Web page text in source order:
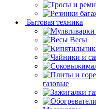
Бытовая техника
Весы
газовые